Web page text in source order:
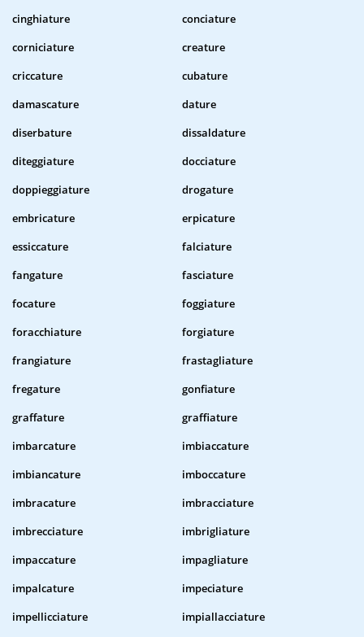
cinghiature
conciature
corniciature
creature
criccature
cubature
damascature
dature
diserbature
dissaldature
diteggiature
docciature
doppieggiature
drogature
embricature
erpicature
essiccature
falciature
fangature
fasciature
focature
foggiature
foracchiature
forgiature
frangiature
frastagliature
fregature
gonfiature
graffature
graffiature
imbarcature
imbiaccature
imbiancature
imboccature
imbracature
imbracciature
imbrecciature
imbrigliature
impaccature
impagliature
impalcature
impeciature
impellicciature
impiallacciature